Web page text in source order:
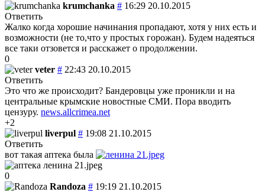
krumchanka # 16:29 20.10.2015
Ответить
Жалко когда хорошие начинания пропадают, хотя у них есть и
возможности (не то,что у простых горожан). Будем надеяться
все таки отзовется и расскажет о продолжении.
0
veter # 22:43 20.10.2015
Ответить
Это что же происходит? Бандеровцы уже проникли и на
центральные крымские новостные СМИ. Пора вводить
цензуру. news.allcrimea.net
+2
liverpul # 19:08 21.10.2015
Ответить
вот такая аптека была
0
Randoza # 19:19 21.10.2015